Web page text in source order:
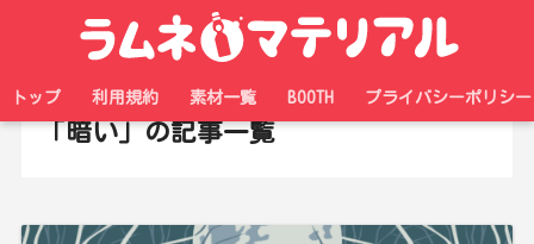
トップ 利用規約 素材一覧 BOOTH プライバシーポリシー
「暗い」の記事一覧